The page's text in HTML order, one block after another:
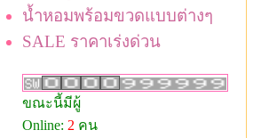
น้ำหอมพร้อมขวดแบบต่างๆ
SALE ราคาเร่งด่วน
ขณะนี้มีผู้
Online: 2 คน